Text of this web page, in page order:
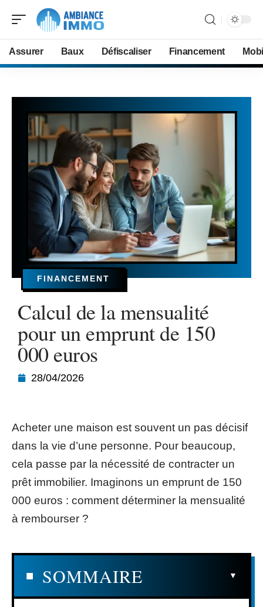
Assurer Baux Défiscaliser Financement
FINANCEMENT
Calcul de la mensualité
pour un emprunt de 150
000 euros
28/04/2026
Acheter une maison est souvent un pas décisif
dans la vie d’une personne. Pour beaucoup,
cela passe par la nécessité de contracter un
prêt immobilier. Imaginons un emprunt de 150
000 euros : comment déterminer la mensualité
à rembourser ?
SOMMAIRE